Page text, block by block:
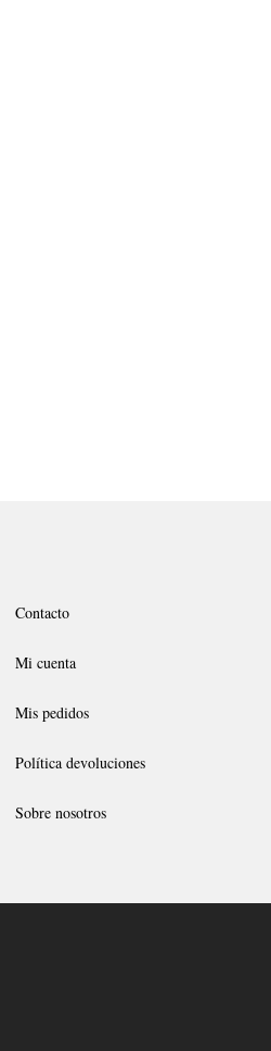
Contacto
Mi cuenta
Mis pedidos
Política devoluciones
Sobre nosotros